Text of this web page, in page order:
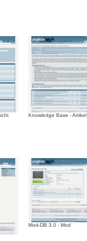
Knowledge Base - Artikel
Mod-DB 3.0 - Mod